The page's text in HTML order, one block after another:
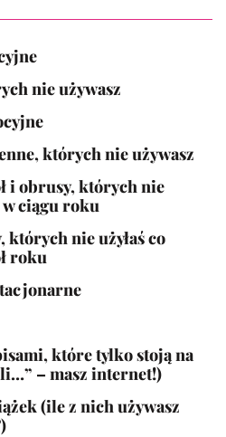
nie używasz
których nie używasz
i obrusy, których nie
w ciągu roku
których nie użyłaś co
roku
które tylko stoją na
– masz internet!)
(ile z nich używasz